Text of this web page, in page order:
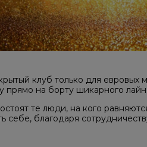
клуб только для
прямо на борту шикарного
те люди, на кого
себе, благодаря